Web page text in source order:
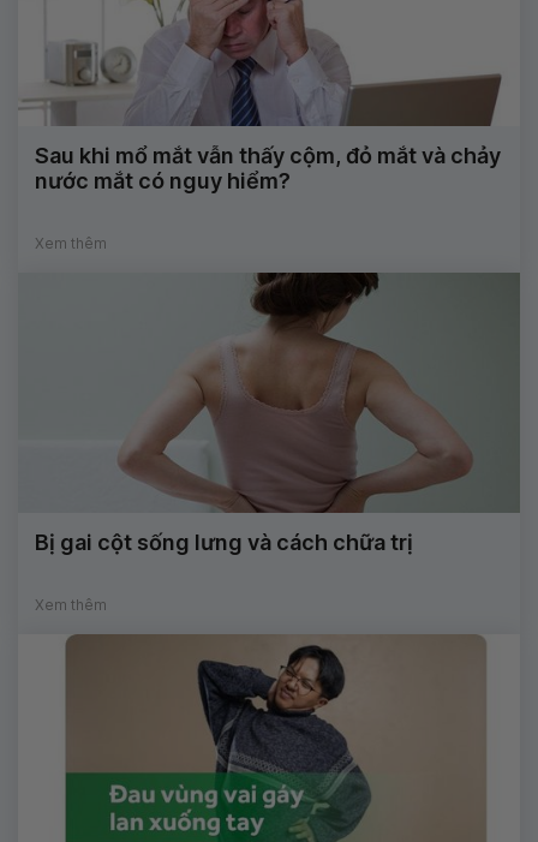
Sau khi mổ mắt vẫn thấy cộm, đỏ mắt và chảy
nước mắt có nguy hiểm?
Xem thêm
Bị gai cột sống lưng và cách chữa trị
Xem thêm